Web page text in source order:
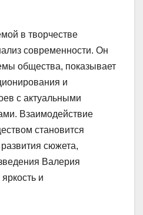
в творчестве
современности. Он
общества, показывает
и
с актуальными
Взаимодействие
становится
сюжета,
Валерия
и